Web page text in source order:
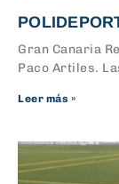
Gran Canaria
Paco Artiles.
Leer más »